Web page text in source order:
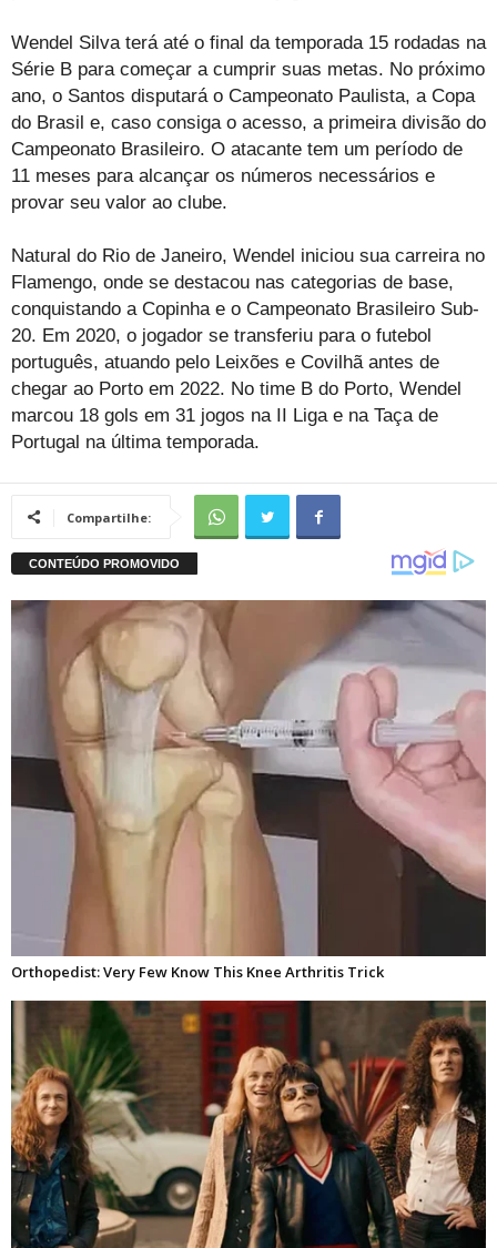
Wendel Silva terá até o final da temporada 15 rodadas na
Série B para começar a cumprir suas metas. No próximo
ano, o Santos disputará o Campeonato Paulista, a Copa
do Brasil e, caso consiga o acesso, a primeira divisão do
Campeonato Brasileiro. O atacante tem um período de
11 meses para alcançar os números necessários e
provar seu valor ao clube.
Natural do Rio de Janeiro, Wendel iniciou sua carreira no
Flamengo, onde se destacou nas categorias de base,
conquistando a Copinha e o Campeonato Brasileiro Sub-
20. Em 2020, o jogador se transferiu para o futebol
português, atuando pelo Leixões e Covilhã antes de
chegar ao Porto em 2022. No time B do Porto, Wendel
marcou 18 gols em 31 jogos na II Liga e na Taça de
Portugal na última temporada.
Compartilhe: